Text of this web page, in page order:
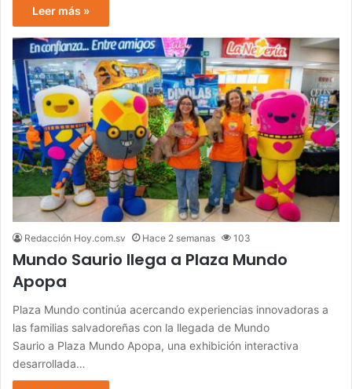
Leer más »
Redacción Hoy.com.sv Hace 2 semanas 103
Mundo Saurio llega a Plaza Mundo
Apopa
Plaza Mundo continúa acercando experiencias innovadoras a
las familias salvadoreñas con la llegada de Mundo
Saurio a Plaza Mundo Apopa, una exhibición interactiva
desarrollada…